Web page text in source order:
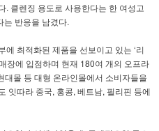
. 클렌징 용도로 사용한다는 한 여성고
는 반응을 남겼다.
최적화된 제품을 선보이고 있는 ‘리
장에 입점하며 현재 180여 개의 오프라
대몰 등 대형 온라인몰에서 소비자들을
잇따라 중국, 홍콩, 베트남, 필리핀 등에